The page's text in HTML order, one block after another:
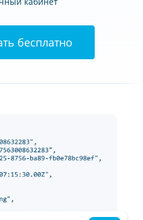
бесплатно